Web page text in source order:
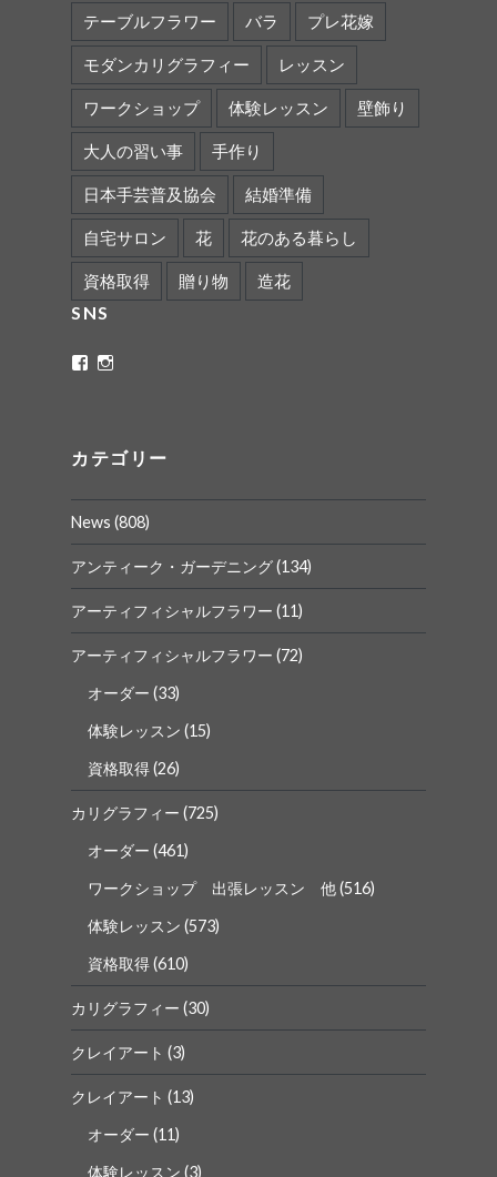
テーブルフラワー バラ プレ花嫁
モダンカリグラフィー レッスン
ワークショップ 体験レッスン 壁飾り
大人の習い事 手作り
日本手芸普及協会 結婚準備
自宅サロン 花 花のある暮らし
資格取得 贈り物 造花
SNS
ritaflower.calligraphy
ロ
フ
ー
ル
で
表
示
ロ
フ
ー
ル
で
表
示
カテゴリー
News (808)
アンティーク・ガーデニング(134)
アーティフィシャルフラワー (11)
アーティフィシャルフラワー (72)
オーダー (33)
体験レッスン (15)
資格取得(26)
カリグラフィー (725)
オーダー (461)
ワークショップ 出張レッスン 他(516)
体験レッスン (573)
資格取得(610)
カリグラフィー (30)
クレイアート (3)
クレイアート (13)
オーダー (11)
体験レッスン (3)